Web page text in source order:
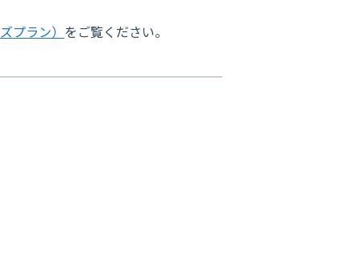
プラン） をご覧ください。